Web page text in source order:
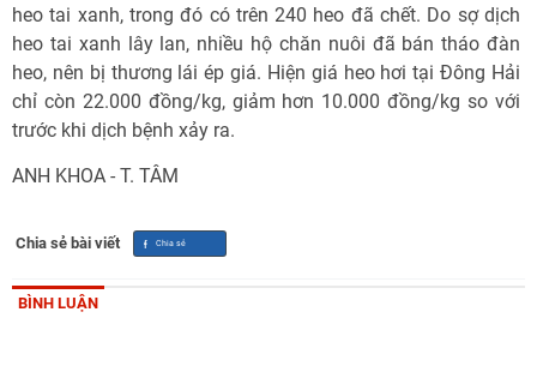
heo tai xanh, trong đó có trên 240 heo đã chết. Do sợ dịch
heo tai xanh lây lan, nhiều hộ chăn nuôi đã bán tháo đàn
heo, nên bị thương lái ép giá. Hiện giá heo hơi tại Đông Hải
chỉ còn 22.000 đồng/kg, giảm hơn 10.000 đồng/kg so với
trước khi dịch bệnh xảy ra.
ANH KHOA - T. TÂM
Chia sẻ bài viết
BÌNH LUẬN